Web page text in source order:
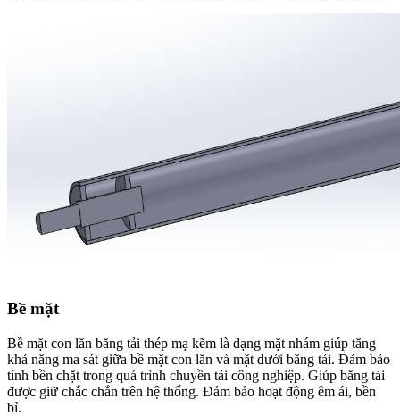
Bề mặt
Bề mặt con lăn băng tải thép mạ kẽm là dạng mặt nhám giúp tăng
khả năng ma sát giữa bề mặt con lăn và mặt dưới băng tải. Đảm bảo
tính bền chặt trong quá trình chuyền tải công nghiệp. Giúp băng tải
được giữ chắc chắn trên hệ thống. Đảm bảo hoạt động êm ái, bền
bỉ.